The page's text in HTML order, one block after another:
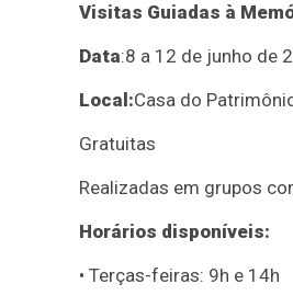
Visitas Guiadas à
Data:8 a 12 de junho de
Local:Casa do
Gratuitas
Realizadas em grupos
Horários disponíveis:
• Terças-feiras: 9h e 14h